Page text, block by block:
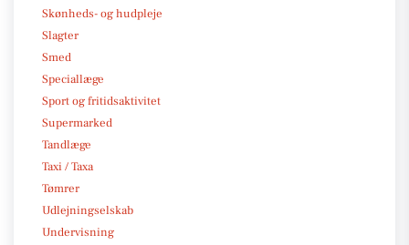
Skønheds- og hudpleje
Slagter
Smed
Speciallæge
Sport og fritidsaktivitet
Supermarked
Tandlæge
Taxi / Taxa
Tømrer
Udlejningselskab
Undervisning